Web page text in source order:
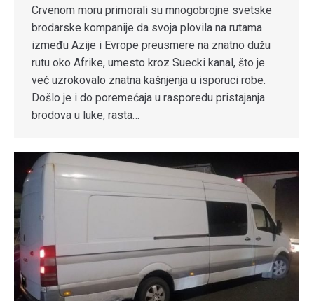
Crvenom moru primorali su mnogobrojne svetske
brodarske kompanije da svoja plovila na rutama
između Azije i Evrope preusmere na znatno dužu
rutu oko Afrike, umesto kroz Suecki kanal, što je
već uzrokovalo znatna kašnjenja u isporuci robe.
Došlo je i do poremećaja u rasporedu pristajanja
brodova u luke, rasta…